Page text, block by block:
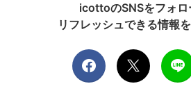
icottoのSNSをフォロ
リフレッシュできる情報